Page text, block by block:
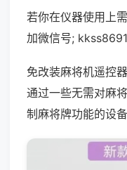
若你在仪器使用上
加微信号; kkss8691
免改装麻将机遥控
通过一些无需对麻
制麻将牌功能的设备